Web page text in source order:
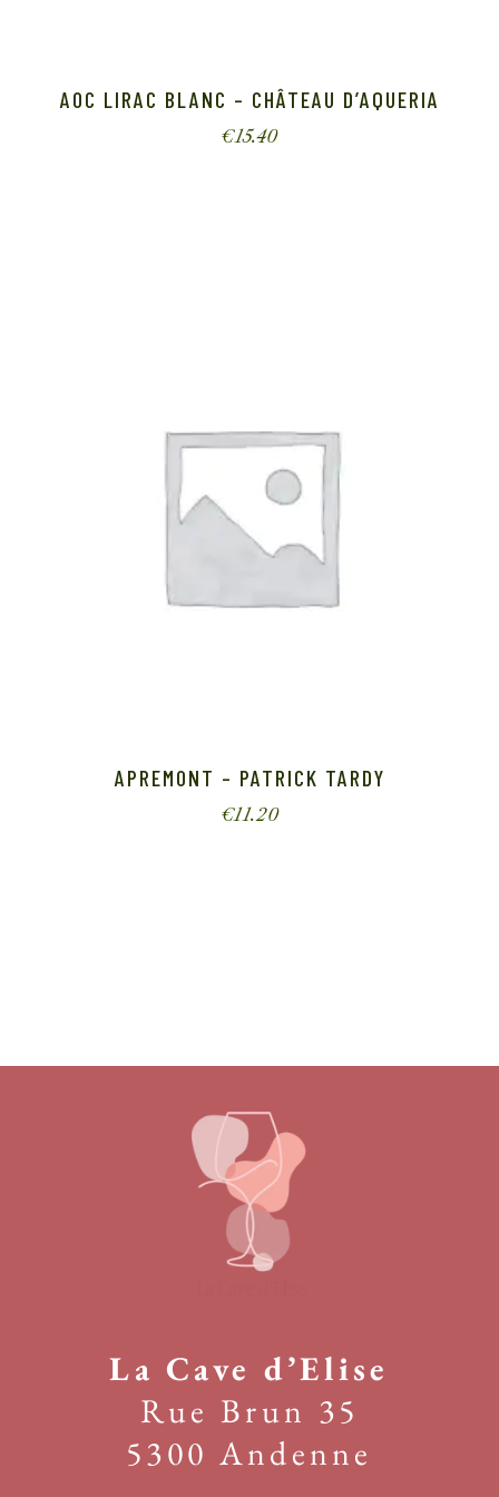
AOC LIRAC BLANC – CHÂTEAU D’AQUERIA
€15.40
APREMONT – PATRICK TARDY
€11.20
La Cave d’Elise
Rue Brun 35
5300 Andenne